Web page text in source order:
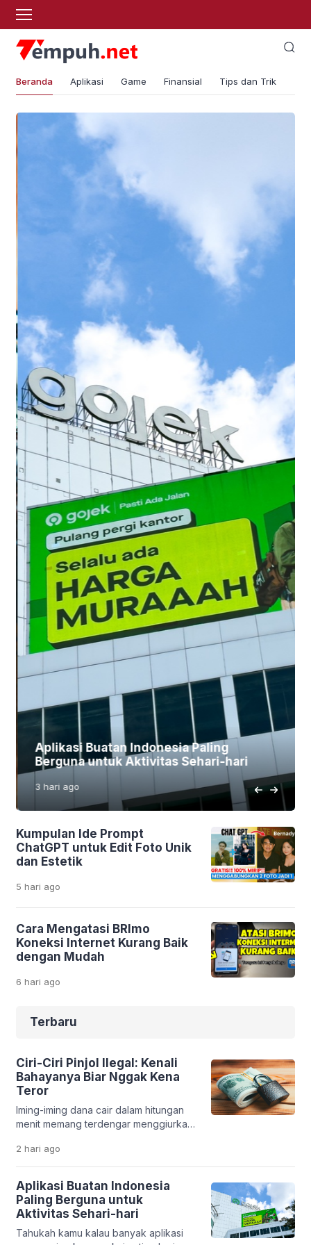
Beranda Aplikasi Game Finansial Tips dan Trik
Aplikasi Buatan Indonesia Paling
Berguna untuk Aktivitas Sehari-hari
3 hari ago
Kumpulan Ide Prompt
ChatGPT untuk Edit Foto Unik
dan Estetik
5 hari ago
Cara Mengatasi BRImo
Koneksi Internet Kurang Baik
dengan Mudah
6 hari ago
Terbaru
Ciri-Ciri Pinjol Ilegal: Kenali
Bahayanya Biar Nggak Kena
Teror
Iming-iming dana cair dalam hitungan
menit memang terdengar menggiurkan.
cepat. Tapi di balik kemudahan itu, ada
jebakan serius yang bisa merusak
kondisi finansial bahkan kehidupan
pribadimu. Fenomena pinjaman online
ilegal makin marak. Banyak aplikasi
bodong yang memanfaatkan situasi
darurat seseorang. Tanpa sadar,
2 hari ago
Aplikasi Buatan Indonesia
Paling Berguna untuk
Aktivitas Sehari-hari
Tahukah kamu kalau banyak aplikasi